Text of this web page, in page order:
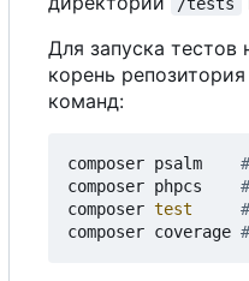
Для запуска
корень
команд:
composer psalm
composer phpcs
composer test
composer coverage